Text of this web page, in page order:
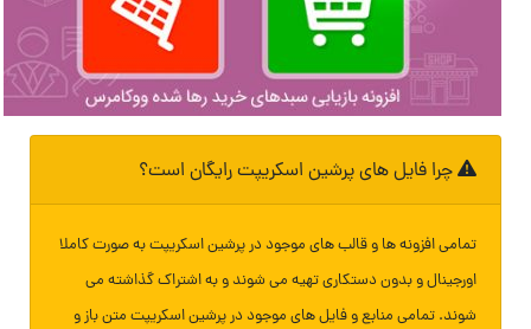
چرا فایل های پرشین اسکریپت رایگان است؟
تمامی افزونه ها و قالب های موجود در پرشین اسکریپت به صورت کاملا
اورجینال و بدون دستکاری تهیه می شوند و به اشتراک گذاشته می
شوند. تمامی منابع و فایل های موجود در پرشین اسکریپت متن باز و